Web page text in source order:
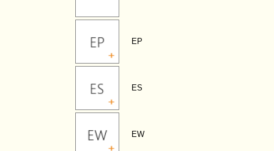
EP
ES
EW